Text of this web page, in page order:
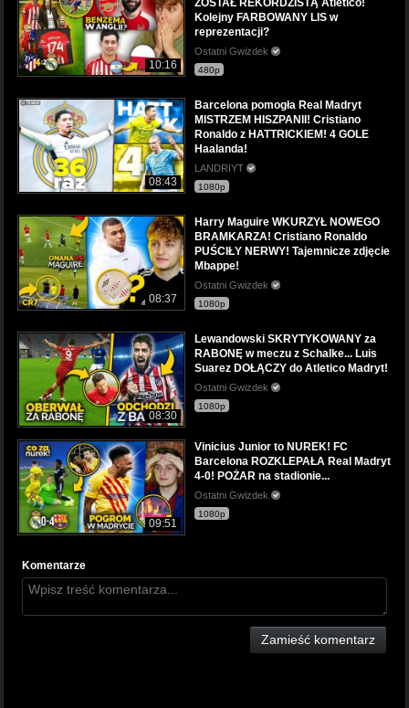
10:16
ZOSTAŁ REKORDZISTĄ Atletico!
Kolejny FARBOWANY LIS w
reprezentacji?
Ostatni Gwizdek
480p
08:43
Barcelona pomogła Real Madryt
MISTRZEM HISZPANII! Cristiano
Ronaldo z HATTRICKIEM! 4 GOLE
Haalanda!
LANDRIYT
1080p
08:37
Harry Maguire WKURZYŁ NOWEGO
BRAMKARZA! Cristiano Ronaldo
PUŚCIŁY NERWY! Tajemnicze zdjęcie
Mbappe!
Ostatni Gwizdek
1080p
08:30
Lewandowski SKRYTYKOWANY za
RABONĘ w meczu z Schalke... Luis
Suarez DOŁĄCZY do Atletico Madryt!
Ostatni Gwizdek
1080p
09:51
Vinicius Junior to NUREK! FC
Barcelona ROZKLEPAŁA Real Madryt
4-0! POŻAR na stadionie...
Ostatni Gwizdek
1080p
Komentarze
Zamieść komentarz